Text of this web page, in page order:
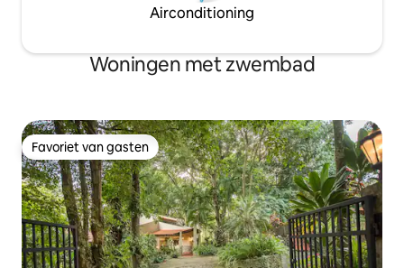
Airconditioning
Woningen met zwembad
Favoriet van gasten
Favoriet van gasten